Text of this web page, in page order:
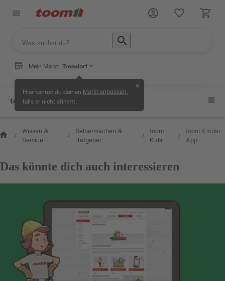
Mein Markt: Troisdorf
Hier kannst du deinen Markt anpassen
falls er nicht stimmt.
✕
toom Kids
/
Wissen &
Service
/
Selbermachen &
Ratgeber
/
toom
Kids
/
toom Kinder
App
Das könnte dich auch interessieren